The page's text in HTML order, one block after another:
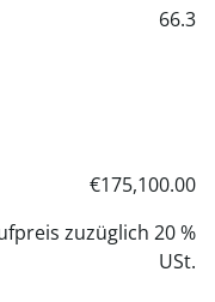
66.3
€175,100.00
zuzüglich 20 %
USt.